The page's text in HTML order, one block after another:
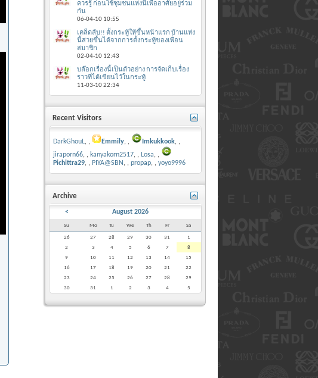
ควรรู้ ก่อนใช้ชุมชนแห่งนี้เพื่ออาศัยอยู่ร่วม
กัน
06-04-10 10:55
เคล็ดลับ!! ตั้งกระทู้ให้ขึ้นหน้าแรก บ้านแห่ง
นี้สวยขึ้นได้จากการตั้งกระทู้ของเพื่อน
สมาชิก
02-04-10 12:43
บล๊อกเรื่องนี้เป็นตัวอย่าง การจัดเก็บเรื่อง
ราวที่ได้เขียนไว้ในกระทู้
11-03-1022:34
Recent Visitors
DarkGhouL, Emmily, Imkukkook,
jiraporn66, kanyakorn2517, Losa,
Pichittra29, PIYA@SBN , propap, yoyo9996
Archive
< August 2026
Su Mo Tu We Th Fr Sa
26 27 28 29 30 31
1
2
3 4 5 6 7
8
9
10 11 12 13 14
15
16
17 18 19 20 21
22
23
24 25 26 27 28
29
30
31 1 2 3 4 5